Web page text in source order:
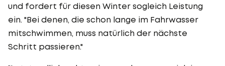
und fordert für diesen Winter sogleich Leistung
ein. "Bei denen, die schon lange im Fahrwasser
mitschwimmen, muss natürlich der nächste
Schritt passieren."